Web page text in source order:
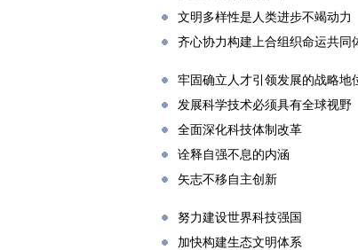
文明多样性是人类进步不竭动力
齐心协力构建上合组织命运共同
牢固确立人才引领发展的战略地
发展科学技术必须具有全球视野
全面深化科技体制改革
诠释自强不息的内涵
矢志不移自主创新
努力建设世界科技强国
加快构建生态文明体系